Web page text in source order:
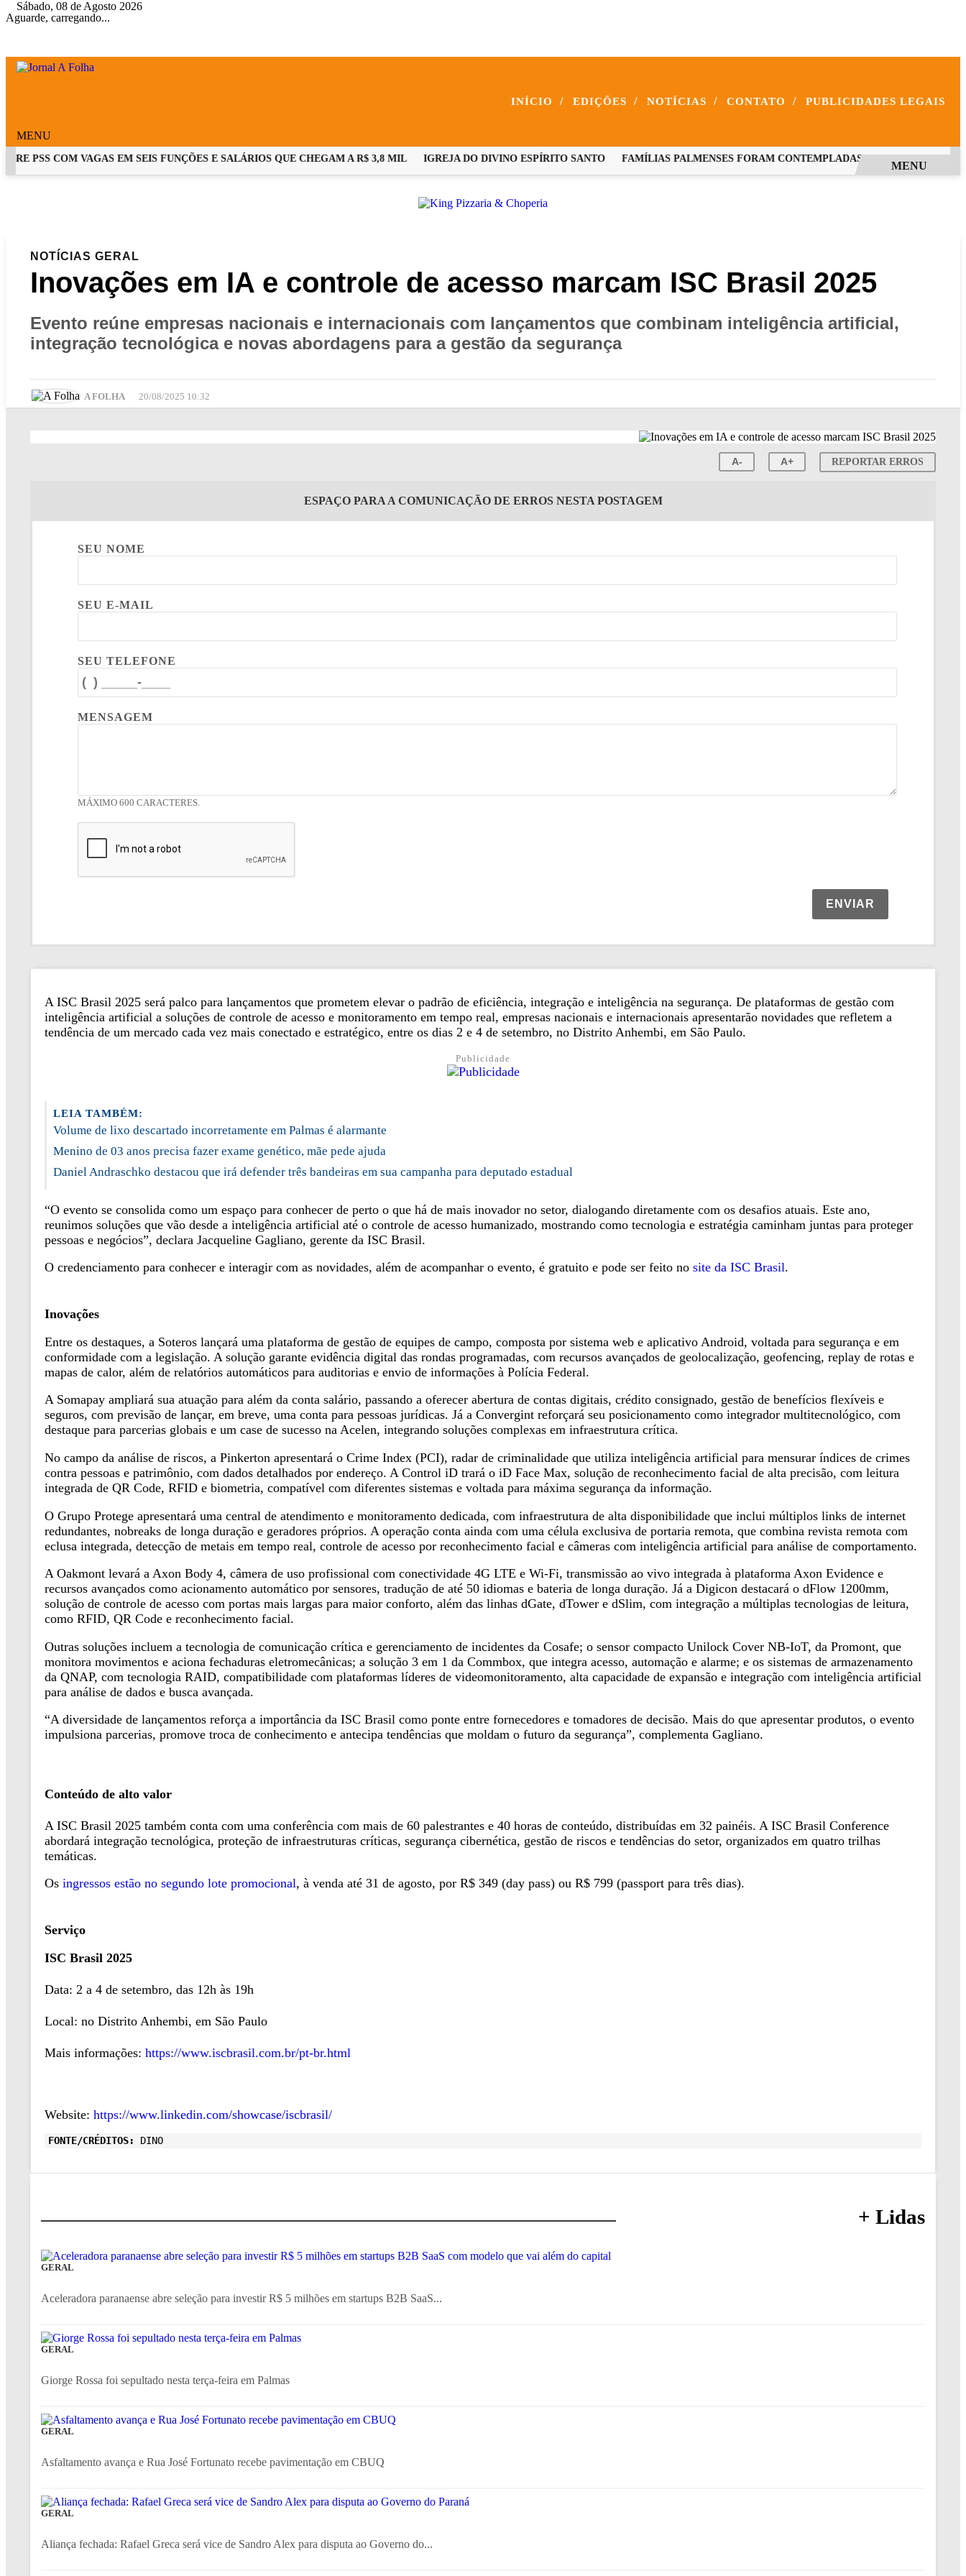
Aguarde, carregando...
Sábado, 08 de Agosto 2026
INÍCIO / EDIÇÕES / NOTÍCIAS / CONTATO / PUBLICIDADES LEGAIS
MENU
PSS COM VAGAS EM SEIS FUNÇÕES E SALÁRIOS QUE CHEGAM A R$ 3,8 MIL IGREJA DO DIVINO ESPÍRITO SANTO FAMÍLIAS PALMENSES FORAM CONTEMPLADAS COM PROGRAMAS
MENU
NOTÍCIAS GERAL
Inovações em IA e controle de acesso marcam ISC Brasil 2025
Evento reúne empresas nacionais e internacionais com lançamentos que combinam inteligência artificial,
integração tecnológica e novas abordagens para a gestão da segurança
A FOLHA 20/08/2025 10:32
A- A+ REPORTAR ERROS
ESPAÇO PARA A COMUNICAÇÃO DE ERROS NESTA POSTAGEM
SEU NOME
SEU E-MAIL
SEU TELEFONE
MENSAGEM
MÁXIMO 600 CARACTERES.
ENVIAR
A ISC Brasil 2025 será palco para lançamentos que prometem elevar o padrão de eficiência, integração e inteligência na segurança. De plataformas de gestão com
inteligência artificial a soluções de controle de acesso e monitoramento em tempo real, empresas nacionais e internacionais apresentarão novidades que refletem a
tendência de um mercado cada vez mais conectado e estratégico, entre os dias 2 e 4 de setembro, no Distrito Anhembi, em São Paulo.
Publicidade
LEIA TAMBÉM:
Volume de lixo descartado incorretamente em Palmas é alarmante
Menino de 03 anos precisa fazer exame genético, mãe pede ajuda
Daniel Andraschko destacou que irá defender três bandeiras em sua campanha para deputado estadual
“O evento se consolida como um espaço para conhecer de perto o que há de mais inovador no setor, dialogando diretamente com os desafios atuais. Este ano,
reunimos soluções que vão desde a inteligência artificial até o controle de acesso humanizado, mostrando como tecnologia e estratégia caminham juntas para proteger
pessoas e negócios”, declara Jacqueline Gagliano, gerente da ISC Brasil.
O credenciamento para conhecer e interagir com as novidades, além de acompanhar o evento, é gratuito e pode ser feito no site da ISC Brasil.
Inovações
Entre os destaques, a Soteros lançará uma plataforma de gestão de equipes de campo, composta por sistema web e aplicativo Android, voltada para segurança e em
conformidade com a legislação. A solução garante evidência digital das rondas programadas, com recursos avançados de geolocalização, geofencing, replay de rotas e
mapas de calor, além de relatórios automáticos para auditorias e envio de informações à Polícia Federal.
A Somapay ampliará sua atuação para além da conta salário, passando a oferecer abertura de contas digitais, crédito consignado, gestão de benefícios flexíveis e
seguros, com previsão de lançar, em breve, uma conta para pessoas jurídicas. Já a Convergint reforçará seu posicionamento como integrador multitecnológico, com
destaque para parcerias globais e um case de sucesso na Acelen, integrando soluções complexas em infraestrutura crítica.
No campo da análise de riscos, a Pinkerton apresentará o Crime Index (PCI), radar de criminalidade que utiliza inteligência artificial para mensurar índices de crimes
contra pessoas e patrimônio, com dados detalhados por endereço. A Control iD trará o iD Face Max, solução de reconhecimento facial de alta precisão, com leitura
integrada de QR Code, RFID e biometria, compatível com diferentes sistemas e voltada para máxima segurança da informação.
O Grupo Protege apresentará uma central de atendimento e monitoramento dedicada, com infraestrutura de alta disponibilidade que inclui múltiplos links de internet
redundantes, nobreaks de longa duração e geradores próprios. A operação conta ainda com uma célula exclusiva de portaria remota, que combina revista remota com
eclusa integrada, detecção de metais em tempo real, controle de acesso por reconhecimento facial e câmeras com inteligência artificial para análise de comportamento.
A Oakmont levará a Axon Body 4, câmera de uso profissional com conectividade 4G LTE e Wi-Fi, transmissão ao vivo integrada à plataforma Axon Evidence e
recursos avançados como acionamento automático por sensores, tradução de até 50 idiomas e bateria de longa duração. Já a Digicon destacará o dFlow 1200mm,
solução de controle de acesso com portas mais largas para maior conforto, além das linhas dGate, dTower e dSlim, com integração a múltiplas tecnologias de leitura,
como RFID, QR Code e reconhecimento facial.
Outras soluções incluem a tecnologia de comunicação crítica e gerenciamento de incidentes da Cosafe; o sensor compacto Unilock Cover NB-IoT, da Promont, que
monitora movimentos e aciona fechaduras eletromecânicas; a solução 3 em 1 da Commbox, que integra acesso, automação e alarme; e os sistemas de armazenamento
da QNAP, com tecnologia RAID, compatibilidade com plataformas líderes de videomonitoramento, alta capacidade de expansão e integração com inteligência artificial
para análise de dados e busca avançada.
“A diversidade de lançamentos reforça a importância da ISC Brasil como ponte entre fornecedores e tomadores de decisão. Mais do que apresentar produtos, o evento
impulsiona parcerias, promove troca de conhecimento e antecipa tendências que moldam o futuro da segurança”, complementa Gagliano.
Conteúdo de alto valor
A ISC Brasil 2025 também conta com uma conferência com mais de 60 palestrantes e 40 horas de conteúdo, distribuídas em 32 painéis. A ISC Brasil Conference
abordará integração tecnológica, proteção de infraestruturas críticas, segurança cibernética, gestão de riscos e tendências do setor, organizados em quatro trilhas
temáticas.
Os ingressos estão no segundo lote promocional, à venda até 31 de agosto, por R$ 349 (day pass) ou R$ 799 (passport para três dias).
Serviço
ISC Brasil 2025
Data: 2 a 4 de setembro, das 12h às 19h
Local: no Distrito Anhembi, em São Paulo
Mais informações: https://www.iscbrasil.com.br/pt-br.html
Website: https://www.linkedin.com/showcase/iscbrasil/
FONTE/CRÉDITOS: DINO
+ Lidas
GERAL
Aceleradora paranaense abre seleção para investir R$ 5 milhões em startups B2B SaaS...
GERAL
Giorge Rossa foi sepultado nesta terça-feira em Palmas
GERAL
Asfaltamento avança e Rua José Fortunato recebe pavimentação em CBUQ
GERAL
Aliança fechada: Rafael Greca será vice de Sandro Alex para disputa ao Governo do...